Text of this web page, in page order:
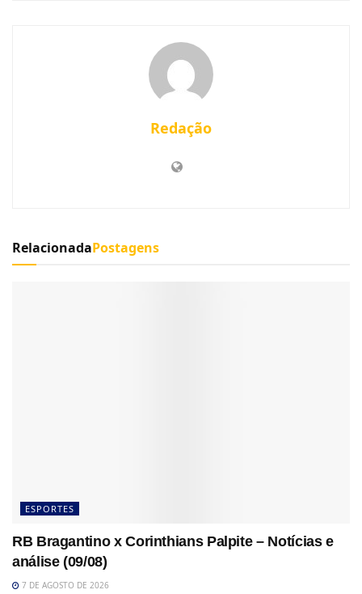
Redação
RelacionadaPostagens
ESPORTES
RB Bragantino x Corinthians Palpite – Notícias e
análise (09/08)
7 DE AGOSTO DE 2026